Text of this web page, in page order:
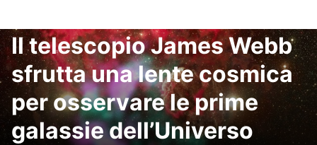
Il telescopio James Webb
sfrutta una lente cosmica
per osservare le prime
galassie dell’Universo